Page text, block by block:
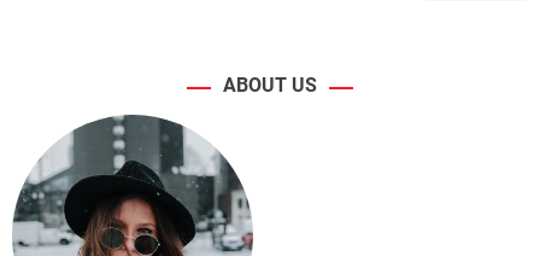
ABOUT US